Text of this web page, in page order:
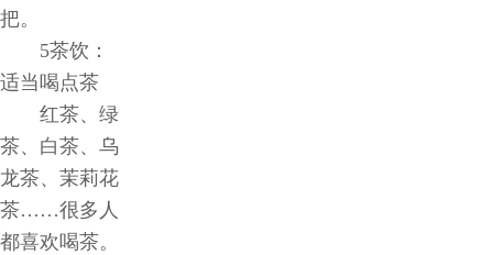
把。
5茶饮：
适当喝点茶
红茶、绿
茶、白茶、乌
龙茶、茉莉花
茶……很多人
都喜欢喝茶。